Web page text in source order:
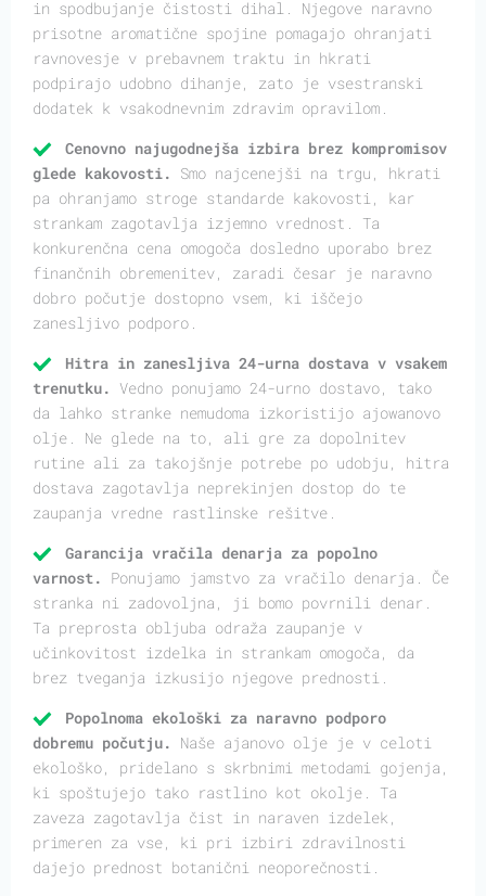
in spodbujanje čistosti dihal. Njegove naravno
prisotne aromatične spojine pomagajo ohranjati
ravnovesje v prebavnem traktu in hkrati
podpirajo udobno dihanje, zato je vsestranski
dodatek k vsakodnevnim zdravim opravilom.
Cenovno najugodnejša izbira brez kompromisov
glede kakovosti. Smo najcenejši na trgu, hkrati
pa ohranjamo stroge standarde kakovosti, kar
strankam zagotavlja izjemno vrednost. Ta
konkurenčna cena omogoča dosledno uporabo brez
finančnih obremenitev, zaradi česar je naravno
dobro počutje dostopno vsem, ki iščejo
zanesljivo podporo.
Hitra in zanesljiva 24-urna dostava v vsakem
trenutku. Vedno ponujamo 24-urno dostavo, tako
da lahko stranke nemudoma izkoristijo ajowanovo
olje. Ne glede na to, ali gre za dopolnitev
rutine ali za takojšnje potrebe po udobju, hitra
dostava zagotavlja neprekinjen dostop do te
zaupanja vredne rastlinske rešitve.
Garancija vračila denarja za popolno
varnost. Ponujamo jamstvo za vračilo denarja. Če
stranka ni zadovoljna, ji bomo povrnili denar.
Ta preprosta obljuba odraža zaupanje v
učinkovitost izdelka in strankam omogoča, da
brez tveganja izkusijo njegove prednosti.
Popolnoma ekološki za naravno podporo
dobremu počutju. Naše ajanovo olje je v celoti
ekološko, pridelano s skrbnimi metodami gojenja,
ki spoštujejo tako rastlino kot okolje. Ta
zaveza zagotavlja čist in naraven izdelek,
primeren za vse, ki pri izbiri zdravilnosti
dajejo prednost botanični neoporečnosti.